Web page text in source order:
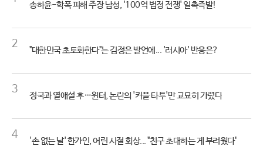
송하윤-학폭 피해 주장 남성, '100억 법정 전쟁' 일촉즉발!
2
"대한민국 초토화한다"는 김정은 발언에... '러시아' 반응은?
3
정국과 열애설 후…윈터, 논란의 '커플 타투'만 교묘히 가렸다
4
'손 없는 날' 한가인, 어린 시절 회상... "친구 초대하는 게 부러웠다"